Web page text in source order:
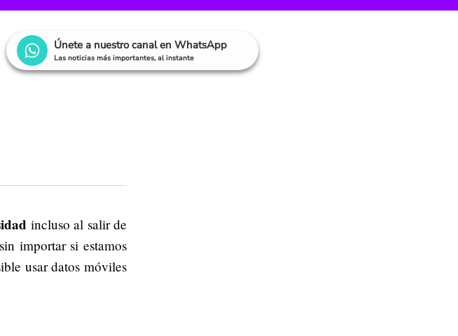
Únete a nuestro canal en WhatsApp
Las noticias más importantes, al instante
incluso al salir de
importar si estamos
usar datos móviles